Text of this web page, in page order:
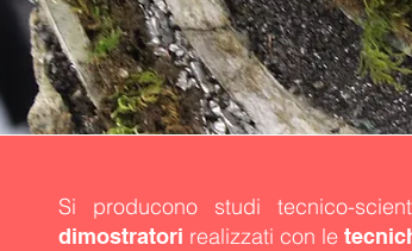
Si producono studi tecnico-
dimostratori realizzati con le